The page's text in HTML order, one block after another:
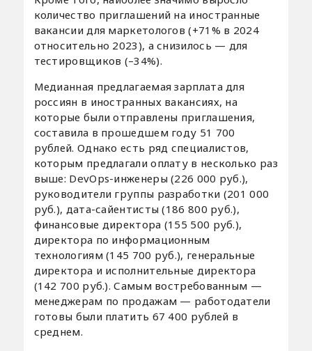
количество приглашений на иностранные
вакансии для маркетологов (+71% в 2024
относительно 2023), а снизилось — для
тестировщиков (–34%).
Медианная предлагаемая зарплата для
россиян в иностранных вакансиях, на
которые были отправлены приглашения,
составила в прошедшем году 51 700
рублей. Однако есть ряд специалистов,
которым предлагали оплату в несколько раз
выше: DevOps-инженеры (226 000 руб.),
руководители группы разработки (201 000
руб.), дата-сайентисты (186 800 руб.),
финансовые директора (155 500 руб.),
директора по информационным
технологиям (145 700 руб.), генеральные
директора и исполнительные директора
(142 700 руб.). Самым востребованным —
менеджерам по продажам — работодатели
готовы были платить 67 400 рублей в
среднем.